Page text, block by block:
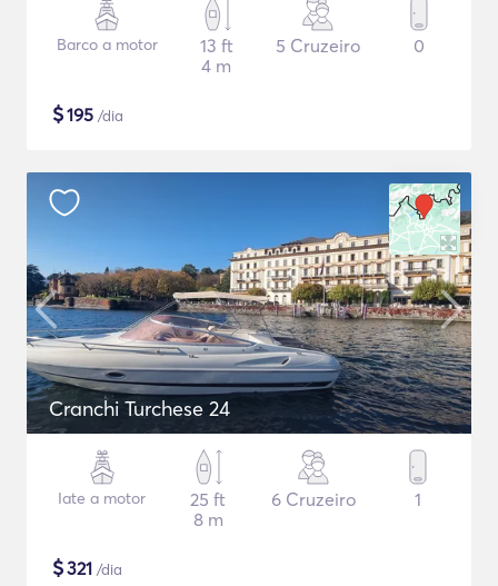
Barco a motor
13 ft
4 m
5 Cruzeiro 0
$195 /dia
Cranchi Turchese 24
Iate a motor
25 ft
8 m
6 Cruzeiro 1
$321 /dia